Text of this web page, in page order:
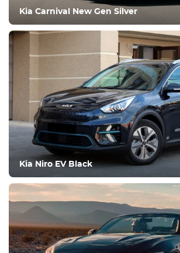
postgranskning
Kia Carnival New Gen Silver
Kia Niro EV Black